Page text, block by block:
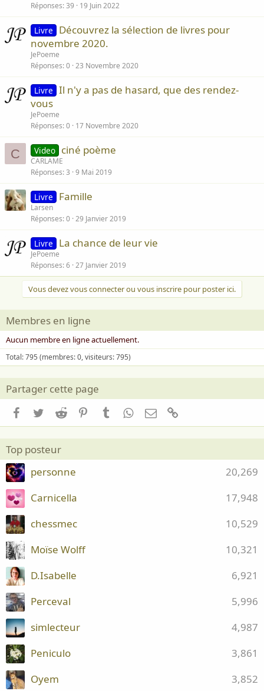
e
Réponses 39 19 Juin 2022
Livre
Découvrez la sélection de livres pour
novembre 2020.
JePoeme
Réponses 0 23 Novembre 2020
Livre Il n'y a pas de hasard, que des rendez-
vous
JePoeme
Réponses 0 17 Novembre 2020
C Video ciné poème
CARLAME
Réponses 3 9 Mai 2019
Livre Famille
Larsen
Réponses 0 29 Janvier 2019
Livre La chance de leur vie
JePoeme
Réponses 6 27 Janvier 2019
Vous devez vous connecter ou vous inscrire pour poster ici.
Membres en ligne
Aucun membre en ligne actuellement.
Total: 795 (membres: 0, visiteurs: 795)
Partager cette page
Facebook
TwitterReddit PinterestTumblrWhatsApp
Email
Top posteur
20,269
personne
17,948
Carnicella
10,529
chessmec
10,321
Moïse Wolff
6,921
D.Isabelle
5,996
Perceval
4,987
simlecteur
3,861
Peniculo
3,852
Oyem